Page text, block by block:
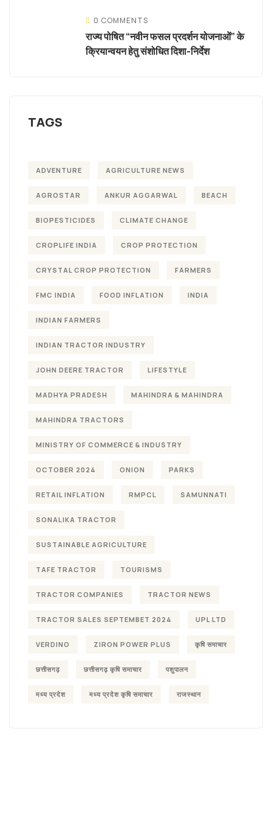
0 COMMENTS
राज्य पोषित “नवीन फसल प्रदर्शन योजनाओं” के
क्रियान्वयन हेतु संशोधित दिशा-निर्देश
TAGS
ADVENTURE AGRICULTURE NEWS
AGROSTAR ANKUR AGGARWAL BEACH
BIOPESTICIDES CLIMATE CHANGE
CROPLIFE INDIA CROP PROTECTION
CRYSTAL CROP PROTECTION FARMERS
FMC INDIA FOOD INFLATION INDIA
INDIAN FARMERS
INDIAN TRACTOR INDUSTRY
JOHN DEERE TRACTOR LIFESTYLE
MADHYA PRADESH MAHINDRA & MAHINDRA
MAHINDRA TRACTORS
MINISTRY OF COMMERCE & INDUSTRY
OCTOBER 2024 ONION PARKS
RETAIL INFLATION RMPCL SAMUNNATI
SONALIKA TRACTOR
SUSTAINABLE AGRICULTURE
TAFE TRACTOR TOURISMS
TRACTOR COMPANIES TRACTOR NEWS
TRACTOR SALES SEPTEMBET 2024 UPL LTD
VERDINO ZIRON POWER PLUS कृषि समाचार
छत्तीसगढ़ छत्तीसगढ़ कृषि समाचार पशुपालन
मध्य प्रदेश मध्य प्रदेश कृषि समाचार राजस्थान